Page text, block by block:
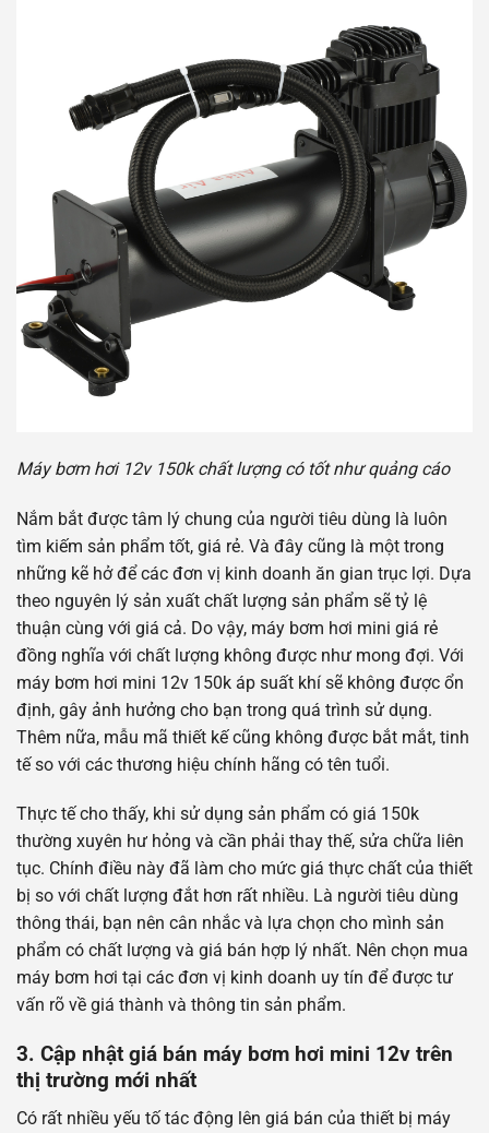
Máy bơm hơi 12v 150k chất lượng có tốt như quảng cáo
Nắm bắt được tâm lý chung của người tiêu dùng là luôn
tìm kiếm sản phẩm tốt, giá rẻ. Và đây cũng là một trong
những kẽ hở để các đơn vị kinh doanh ăn gian trục lợi. Dựa
theo nguyên lý sản xuất chất lượng sản phẩm sẽ tỷ lệ
thuận cùng với giá cả. Do vậy, máy bơm hơi mini giá rẻ
đồng nghĩa với chất lượng không được như mong đợi. Với
máy bơm hơi mini 12v 150k áp suất khí sẽ không được ổn
định, gây ảnh hưởng cho bạn trong quá trình sử dụng.
Thêm nữa, mẫu mã thiết kế cũng không được bắt mắt, tinh
tế so với các thương hiệu chính hãng có tên tuổi.
Thực tế cho thấy, khi sử dụng sản phẩm có giá 150k
thường xuyên hư hỏng và cần phải thay thế, sửa chữa liên
tục. Chính điều này đã làm cho mức giá thực chất của thiết
bị so với chất lượng đắt hơn rất nhiều. Là người tiêu dùng
thông thái, bạn nên cân nhắc và lựa chọn cho mình sản
phẩm có chất lượng và giá bán hợp lý nhất. Nên chọn mua
máy bơm hơi tại các đơn vị kinh doanh uy tín để được tư
vấn rõ về giá thành và thông tin sản phẩm.
3. Cập nhật giá bán máy bơm hơi mini 12v trên
thị trường mới nhất
Có rất nhiều yếu tố tác động lên giá bán của thiết bị máy